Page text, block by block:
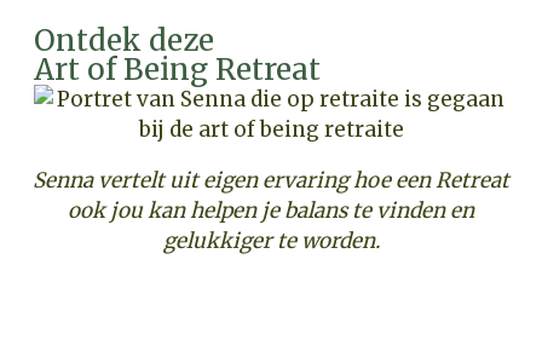
Ontdek deze
Art of Being Retreat
Senna vertelt uit eigen ervaring hoe een Retreat
ook jou kan helpen je balans te vinden en
gelukkiger te worden.